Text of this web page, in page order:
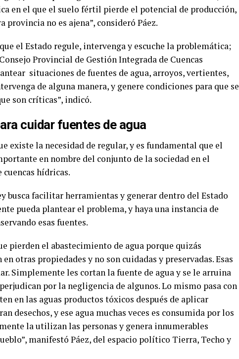
en el que el suelo fértil pierde el potencial de producción,
provincia no es ajena”, consideró Páez.
el Estado regule, intervenga y escuche la problemática;
Provincial de Gestión Integrada de Cuencas
situaciones de fuentes de agua, arroyos, vertientes,
de alguna manera, y genere condiciones para que se
son críticas”, indicó.
cuidar fuentes de agua
existe la necesidad de regular, y es fundamental que el
en nombre del conjunto de la sociedad en el
hídricas.
busca facilitar herramientas y generar dentro del Estado
pueda plantear el problema, y haya una instancia de
esas fuentes.
pierden el abastecimiento de agua porque quizás
otras propiedades y no son cuidadas y preservadas. Esas
Simplemente les cortan la fuente de agua y se le arruina
por la negligencia de algunos. Lo mismo pasa con
en las aguas productos tóxicos después de aplicar
desechos, y ese agua muchas veces es consumida por los
la utilizan las personas y genera innumerables
manifestó Páez, del espacio político Tierra, Techo y